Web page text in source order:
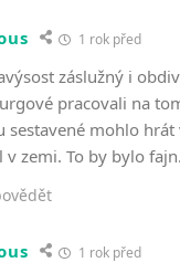
1 rok před
záslužný i
pracovali na
sestavené mohlo hrát
zemi. To by bylo fajn.
1 rok před